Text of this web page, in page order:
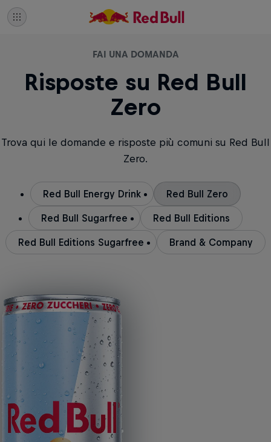
FAI UNA DOMANDA
Risposte su Red Bull
Zero
Trova qui le domande e risposte più comuni su Red Bull
Zero.
Red Bull Energy Drink Red Bull Zero
Red Bull Sugarfree Red Bull Editions
Red Bull Editions Sugarfree Brand & Company